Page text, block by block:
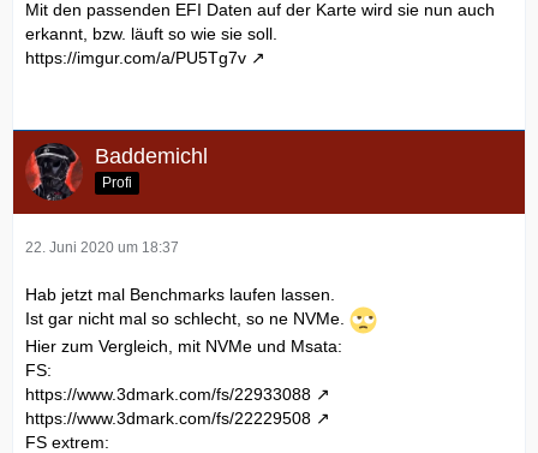
Mit den passenden EFI Daten auf der Karte wird sie nun auch
erkannt, bzw. läuft so wie sie soll.
https://imgur.com/a/PU5Tg7v
Baddemichl
Profi
22. Juni 2020 um 18:37
Hab jetzt mal Benchmarks laufen lassen.
Ist gar nicht mal so schlecht, so ne NVMe.
Hier zum Vergleich, mit NVMe und Msata:
FS:
https://www.3dmark.com/fs/22933088
https://www.3dmark.com/fs/22229508
FS extrem: